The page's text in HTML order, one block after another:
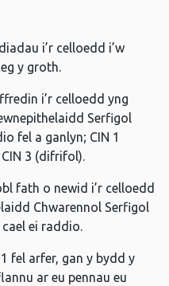
i’r celloedd i’w
y groth.
i’r celloedd yng
Serfigol
fel a ganlyn; CIN 1
3 (difrifol).
fath o newid i’r celloedd
Chwarennol Serfigol
cael ei raddio.
fel arfer, gan y bydd y
ar eu pennau eu